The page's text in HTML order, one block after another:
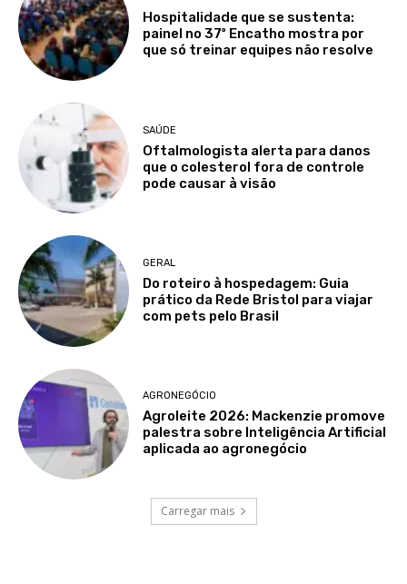
Hospitalidade que se sustenta:
painel no 37º Encatho mostra por
que só treinar equipes não resolve
SAÚDE
Oftalmologista alerta para danos
que o colesterol fora de controle
pode causar à visão
GERAL
Do roteiro à hospedagem: Guia
prático da Rede Bristol para viajar
com pets pelo Brasil
AGRONEGÓCIO
Agroleite 2026: Mackenzie promove
palestra sobre Inteligência Artificial
aplicada ao agronegócio
Carregar mais